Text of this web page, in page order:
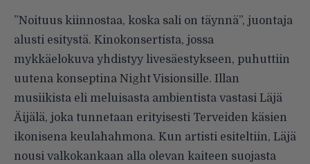
”Noituus kiinnostaa, koska sali on täynnä”, juontaja
alusti esitystä. Kinokonsertista, jossa
mykkäelokuva yhdistyy livesäestykseen, puhuttiin
uutena konseptina Night Visionsille. Illan
musiikista eli meluisasta ambientista vastasi Läjä
Äijälä, joka tunnetaan erityisesti Terveiden käsien
ikonisena keulahahmona. Kun artisti esiteltiin, Läjä
nousi valkokankaan alla olevan kaiteen suojasta